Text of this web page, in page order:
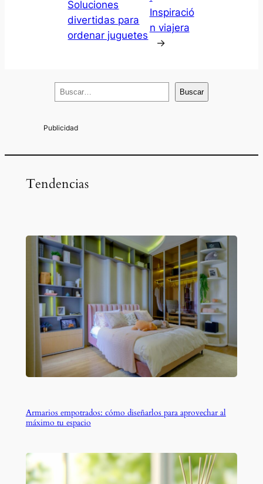
Soluciones
divertidas para
ordenar juguetes
Inspiració
n viajera
→
u
Buscar
Tendencias
Armarios empotrados: cómo diseñarlos para aprovechar al
máximo tu espacio